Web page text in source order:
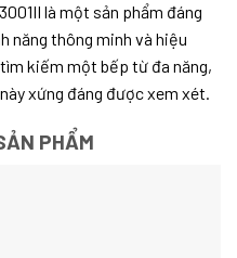
là một sản phẩm đáng
năng thông minh và hiệu
kiếm một bếp từ đa năng,
xứng đáng được xem xét.
PHẨM